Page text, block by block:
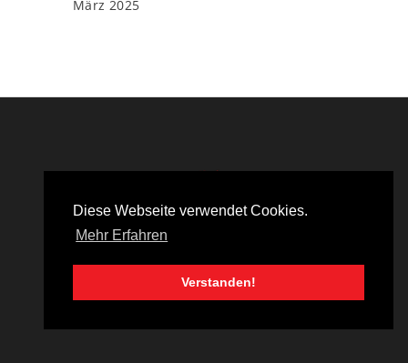
Diese Webseite verwendet Cookies.
Mehr Erfahren
Verstanden!
März 2025